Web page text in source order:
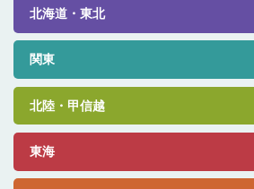
北海道・東北
関東
北陸・甲信越
東海